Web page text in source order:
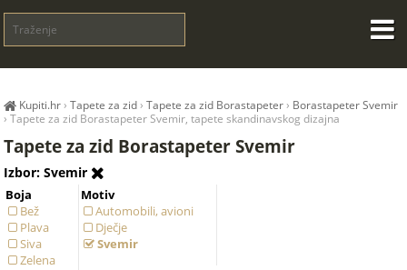
Kupiti.hr›Tapete za zid ›Tapete za zid Borastapeter › Borastapeter Svemir
›Tapete za zid Borastapeter Svemir, tapete skandinavskog dizajna
Tapete za zid Borastapeter Svemir
Izbor: Svemir
Boja
Bež
Plava
Siva
Zelena
Motiv
Automobili, avioni
Dječje
Svemir